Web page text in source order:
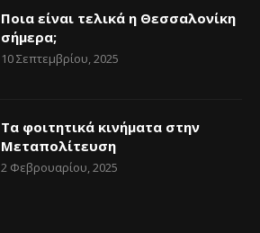
Ποια είναι τελικά η Θεσσαλονίκη
σήμερα;
10 Σεπτεμβρίου, 2025
Τα φοιτητικά κινήματα στην
Μεταπολίτευση
2 Φεβρουαρίου, 2025